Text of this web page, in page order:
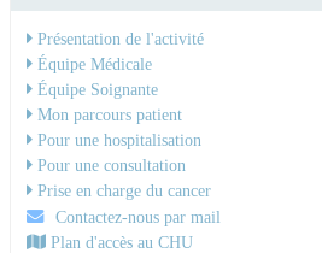
Présentation de l'activité
Équipe Médicale
Équipe Soignante
Mon parcours patient
Pour une hospitalisation
Pour une consultation
Prise en charge du cancer
Contactez-nous par mail
Plan d'accès au CHU